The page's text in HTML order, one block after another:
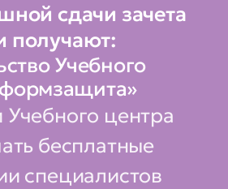
сдачи зачета
получают:
Учебного
центра
бесплатные
специалистов